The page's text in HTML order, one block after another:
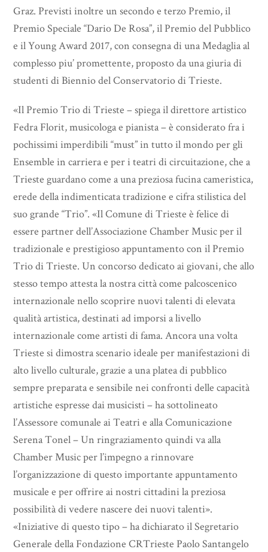
Graz. Previsti inoltre un secondo e terzo Premio, il
Premio Speciale “Dario De Rosa”, il Premio del Pubblico
e il Young Award 2017, con consegna di una Medaglia al
complesso piu’ promettente, proposto da una giuria di
studenti di Biennio del Conservatorio di Trieste.
«Il Premio Trio di Trieste – spiega il direttore artistico
Fedra Florit, musicologa e pianista – è considerato fra i
pochissimi imperdibili “must” in tutto il mondo per gli
Ensemble in carriera e per i teatri di circuitazione, che a
Trieste guardano come a una preziosa fucina cameristica,
erede della indimenticata tradizione e cifra stilistica del
suo grande “Trio”. «Il Comune di Trieste è felice di
essere partner dell’Associazione Chamber Music per il
tradizionale e prestigioso appuntamento con il Premio
Trio di Trieste. Un concorso dedicato ai giovani, che allo
stesso tempo attesta la nostra città come palcoscenico
internazionale nello scoprire nuovi talenti di elevata
qualità artistica, destinati ad imporsi a livello
internazionale come artisti di fama. Ancora una volta
Trieste si dimostra scenario ideale per manifestazioni di
alto livello culturale, grazie a una platea di pubblico
sempre preparata e sensibile nei confronti delle capacità
artistiche espresse dai musicisti – ha sottolineato
l’Assessore comunale ai Teatri e alla Comunicazione
Serena Tonel – Un ringraziamento quindi va alla
Chamber Music per l’impegno a rinnovare
l’organizzazione di questo importante appuntamento
musicale e per offrire ai nostri cittadini la preziosa
possibilità di vedere nascere dei nuovi talenti».
«Iniziative di questo tipo – ha dichiarato il Segretario
Generale della Fondazione CRTrieste Paolo Santangelo